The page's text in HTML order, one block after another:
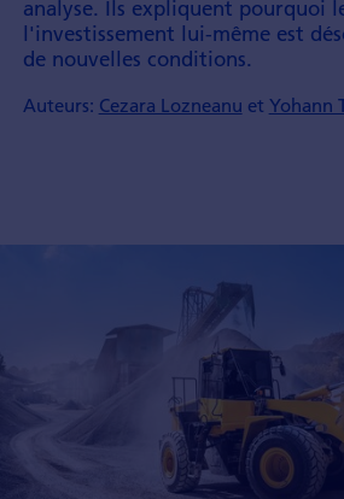
analyse. Ils expliquent pourquoi
l'investis­sement lui-même est
de nouvelles condi­tions.
Auteurs: Cezara Lozneanu et Yohann